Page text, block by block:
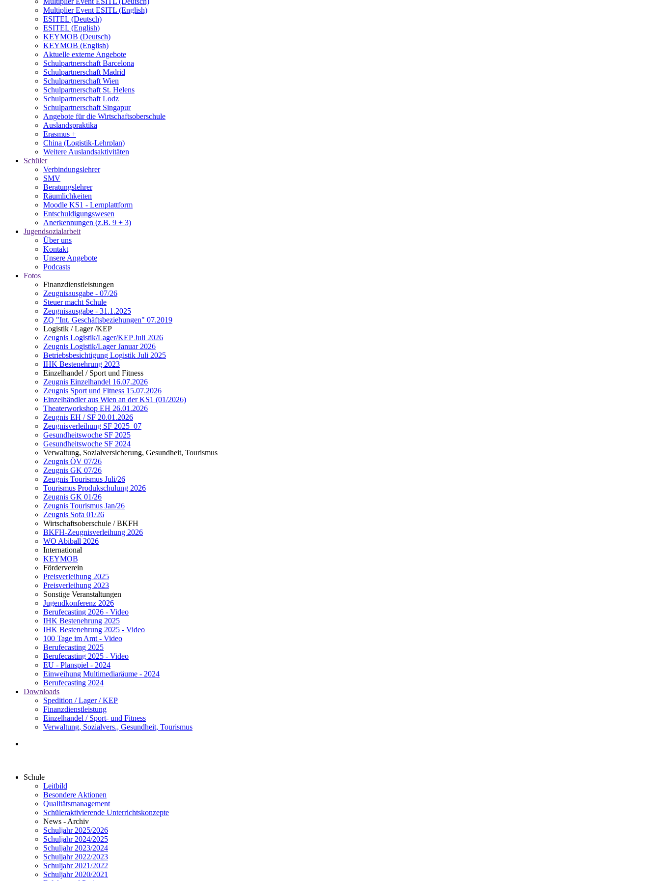
Multiplier Event ESITL (English)
ESITEL (Deutsch)
ESITEL (English)
KEYMOB (Deutsch)
KEYMOB (English)
Aktuelle externe Angebote
Schulpartnerschaft Barcelona
Schulpartnerschaft Madrid
Schulpartnerschaft Wien
Schulpartnerschaft St. Helens
Schulpartnerschaft Lodz
Schulpartnerschaft Singapur
Angebote für die Wirtschaftsoberschule
Auslandspraktika
Erasmus +
China (Logistik-Lehrplan)
Weitere Auslandsaktivitäten
Schüler
Verbindungslehrer
SMV
Beratungslehrer
Räumlichkeiten
Moodle KS1 - Lernplattform
Entschuldigungswesen
Anerkennungen (z.B. 9 + 3)
Jugendsozialarbeit
Über uns
Kontakt
Unsere Angebote
Podcasts
Fotos
Finanzdienstleistungen
Zeugnisausgabe - 07/26
Steuer macht Schule
Zeugnisausgabe - 31.1.2025
ZQ "Int. Geschäftsbeziehungen" 07.2019
Logistik / Lager /KEP
Zeugnis Logistik/Lager/KEP Juli 2026
Zeugnis Logistik/Lager Januar 2026
Betriebsbesichtigung Logistik Juli 2025
IHK Bestenehrung 2023
Einzelhandel / Sport und Fitness
Zeugnis Einzelhandel 16.07.2026
Zeugnis Sport und Fitness 15.07.2026
Einzelhändler aus Wien an der KS1 (01/2026)
Theaterworkshop EH 26.01.2026
Zeugnis EH / SF 20.01.2026
Zeugnisverleihung SF 2025_07
Gesundheitswoche SF 2025
Gesundheitswoche SF 2024
Verwaltung, Sozialversicherung, Gesundheit, Tourismus
Zeugnis ÖV 07/26
Zeugnis GK 07/26
Zeugnis Tourismus Juli/26
Tourismus Produkschulung 2026
Zeugnis GK 01/26
Zeugnis Tourismus Jan/26
Zeugnis Sofa 01/26
Wirtschaftsoberschule / BKFH
BKFH-Zeugnisverleihung 2026
WO Abiball 2026
International
KEYMOB
Förderverein
Preisverleihung 2025
Preisverleihung 2023
Sonstige Veranstaltungen
Jugendkonferenz 2026
Berufecasting 2026 - Video
IHK Bestenehrung 2025
IHK Bestenehrung 2025 - Video
100 Tage im Amt - Video
Berufecasting 2025
Berufecasting 2025 - Video
EU - Planspiel - 2024
Einweihung Multimediaräume - 2024
Berufecasting 2024
Downloads
Spedition / Lager / KEP
Finanzdienstleistung
Einzelhandel / Sport- und Fitness
Verwaltung, Sozialvers., Gesundheit, Tourismus
Schule
Leitbild
Besondere Aktionen
Qualitätsmanagement
Schüleraktivierende Unterrichtskonzepte
News - Archiv
Schuljahr 2025/2026
Schuljahr 2024/2025
Schuljahr 2023/2024
Schuljahr 2022/2023
Schuljahr 2021/2022
Schuljahr 2020/2021